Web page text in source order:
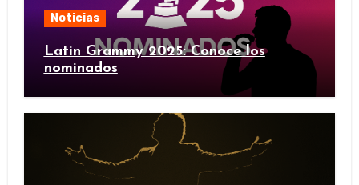
Noticias
Latin Grammy 2025: Conoce los
nominados